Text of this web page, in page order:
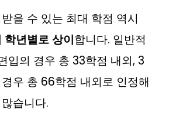
을 수 있는 최대 학점 역시
학년별로 상이합니다. 일반적
입의 경우 총 33학점 내외, 3
우 총 66학점 내외로 인정해
습니다.